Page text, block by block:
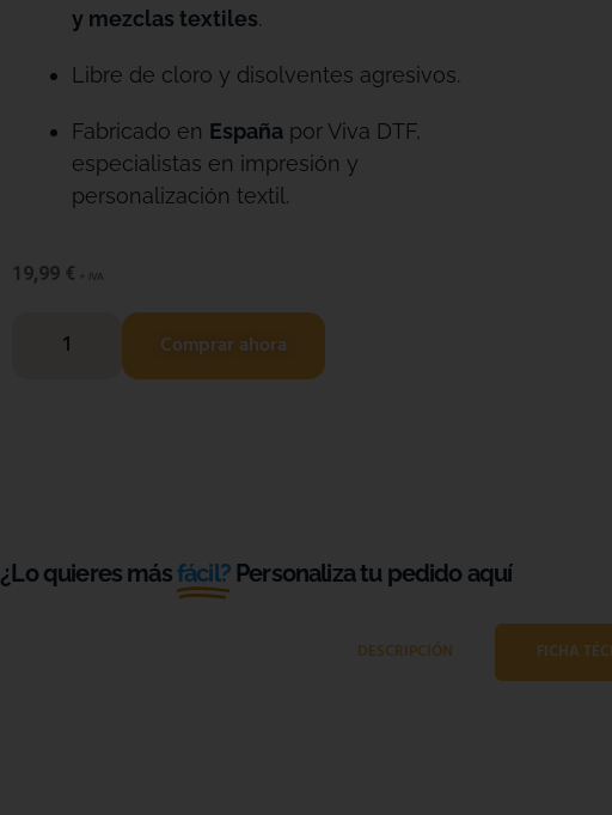
y mezclas textiles.
Libre de cloro y disolventes agresivos.
Fabricado en España por Viva DTF,
especialistas en impresión y
personalización textil.
19,99 € + IVA
Comprar ahora
¿Lo quieres másfácil? Personaliza tu pedido aquí
DESCRIPCIÓN FICHA